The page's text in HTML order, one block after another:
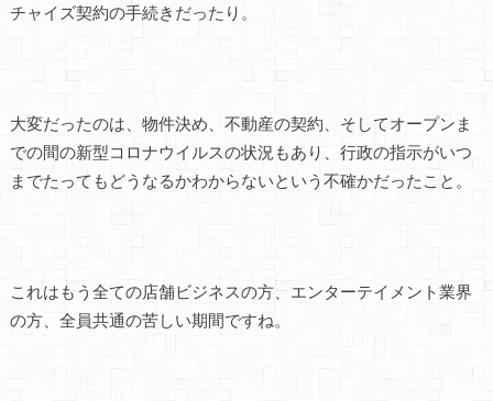
チャイズ契約の手続きだったり。
大変だったのは、物件決め、不動産の契約、そしてオープンま
での間の新型コロナウイルスの状況もあり、行政の指示がいつ
までたってもどうなるかわからないという不確かだったこと。
これはもう全ての店舗ビジネスの方、エンターテイメント業界
の方、全員共通の苦しい期間ですね。